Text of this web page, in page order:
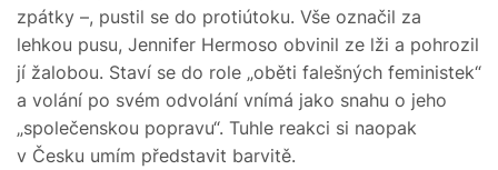
zpátky –, pustil se do protiútoku. Vše označil za
lehkou pusu, Jennifer Hermoso obvinil ze lži a pohrozil
jí žalobou. Staví se do role „oběti falešných feministek“
a volání po svém odvolání vnímá jako snahu o jeho
„společenskou popravu“. Tuhle reakci si naopak
v Česku umím představit barvitě.